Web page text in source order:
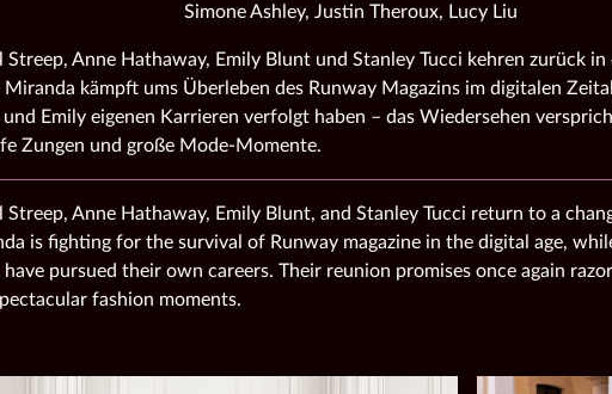
Simone Ashley, Justin Theroux, Lucy Liu
Streep, Anne Hathaway, Emily Blunt und Stanley Tucci kehren zurück in
kämpft ums Überleben des Runway Magazins im digitalen
Emily eigenen Karrieren verfolgt haben – das Wiedersehen
Zungen und große Mode‑Momente.
Streep, Anne Hathaway, Emily Blunt, and Stanley Tucci return to a
is fighting for the survival of Runway magazine in the digital age,
have pursued their own careers. Their reunion promises once again
fashion moments.